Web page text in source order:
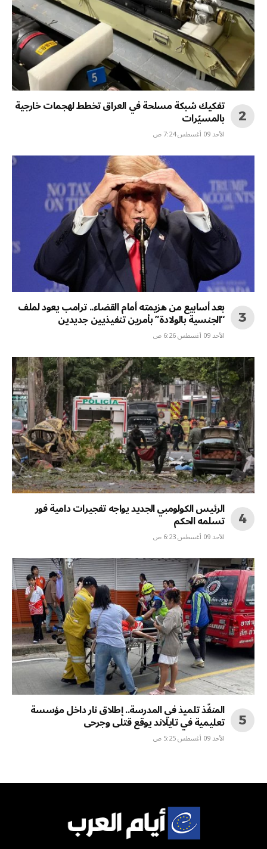
تفكيك شبكة مسلحة في العراق تخطط لهجمات خارجية
بالمسيّرات
الأحد 09 أغسطس 7:24 ص
بعد أسابيع من هزيمته أمام القضاء.. ترامب يعود لملف
“الجنسية بالولادة” بأمرين تنفيذيين جديدين
الأحد 09 أغسطس 6:26 ص
الرئيس الكولومبي الجديد يواجه تفجيرات دامية فور
تسلمه الحكم
الأحد 09 أغسطس 6:23 ص
المنفّذ تلميذ في المدرسة.. إطلاق نار داخل مؤسسة
تعليمية في تايلاند يوقع قتلى وجرحى
الأحد 09 أغسطس 5:25 ص